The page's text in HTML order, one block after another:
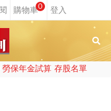
0
勞保年金試算 存股名單